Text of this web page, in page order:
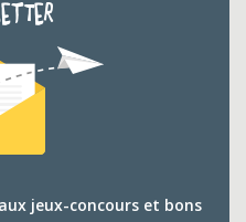
jeux-concours et bons